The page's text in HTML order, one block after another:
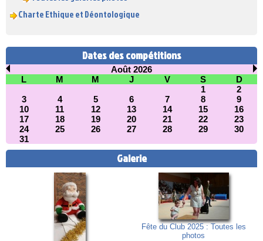
Charte Ethique et Déontologique
Dates des compétitions
Août 2026
L
M M J V S
D
1
2
3
4 5 6 7 8
9
10
11 12 13 14 15
16
17
18 19 20 21 22
23
24
25 26 27 28 29
30
31
Galerie
Fête du Club 2025 : Toutes les
photos